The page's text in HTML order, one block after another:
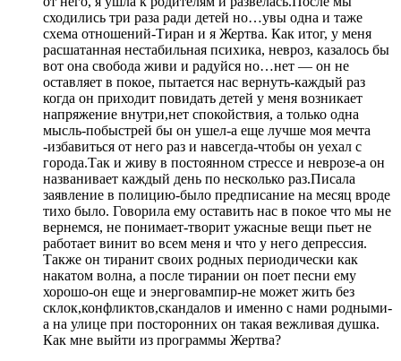
сходились три раза ради детей но…увы одна и таже
схема отношений-Тиран и я Жертва. Как итог, у меня
расшатанная нестабильная психика, невроз, казалось бы
вот она свобода живи и радуйся но…нет — он не
оставляет в покое, пытается нас вернуть-каждый раз
когда он приходит повидать детей у меня возникает
напряжение внутри,нет спокойствия, а только одна
мысль-побыстрей бы он ушел-а еще лучше моя мечта
-избавиться от него раз и навсегда-чтобы он уехал с
города.Так и живу в постоянном стрессе и неврозе-а он
названивает каждый день по несколько раз.Писала
заявление в полицию-было предписание на месяц вроде
тихо было. Говорила ему оставить нас в покое что мы не
вернемся, не понимает-творит ужасные вещи пьет не
работает винит во всем меня и что у него депрессия.
Также он тиранит своих родных периодически как
накатом волна, а после тирании он поет песни ему
хорошо-он еще и энерговампир-не может жить без
склок,конфликтов,скандалов и именно с нами родными-
а на улице при посторонних он такая вежливая душка.
Как мне выйти из программы Жертва?